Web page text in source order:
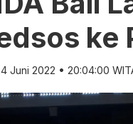
ke
Juni 2022 • 20:04:00